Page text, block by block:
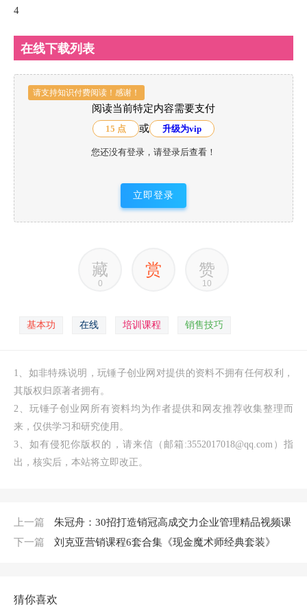
4
在线下载列表
请支持知识付费阅读！感谢！
阅读当前特定内容需要支付
15 点 或 升级为vip
您还没有登录，请登录后查看！
立即登录
藏
0
赏 赞
10
基本功 在线 培训课程 销售技巧
1、如非特殊说明，玩锤子创业网对提供的资料不拥有任何权利，
其版权归原著者拥有。
2、玩锤子创业网所有资料均为作者提供和网友推荐收集整理而
来，仅供学习和研究使用。
3、如有侵犯你版权的，请来信（邮箱:3552017018@qq.com）指
出，核实后，本站将立即改正。
上一篇
朱冠舟：30招打造销冠高成交力企业管理精品视频课
下一篇
刘克亚营销课程6套合集《现金魔术师经典套装》
猜你喜欢